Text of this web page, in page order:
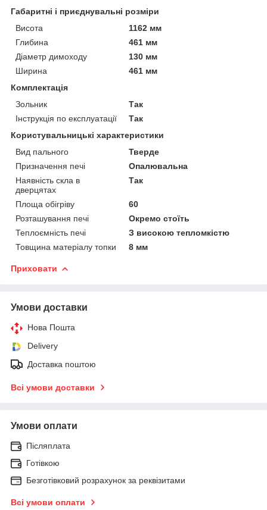
Габаритні і приєднувальні розміри
Висота
1162 мм
Глибина
461 мм
Діаметр димоходу
130 мм
Ширина
461 мм
Комплектація
Зольник
Так
Інструкція по експлуатації
Так
Користувальницькі характеристики
Вид пального
Тверде
Призначення печі
Опалювальна
Наявність скла в
дверцятах
Так
Площа обігріву
60
Розташування печі
Окремо стоїть
Теплоємність печі
З високою тепломкістю
Товщина матеріалу топки
8 мм
Приховати
Умови доставки
Нова Пошта
Delivery
Доставка поштою
Всі умови доставки
Умови оплати
Післяплата
Готівкою
Безготівковий розрахунок за реквізитами
Всі умови оплати